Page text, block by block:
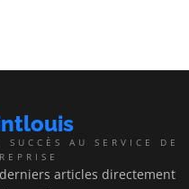
AU SERVICE DE
articles directement